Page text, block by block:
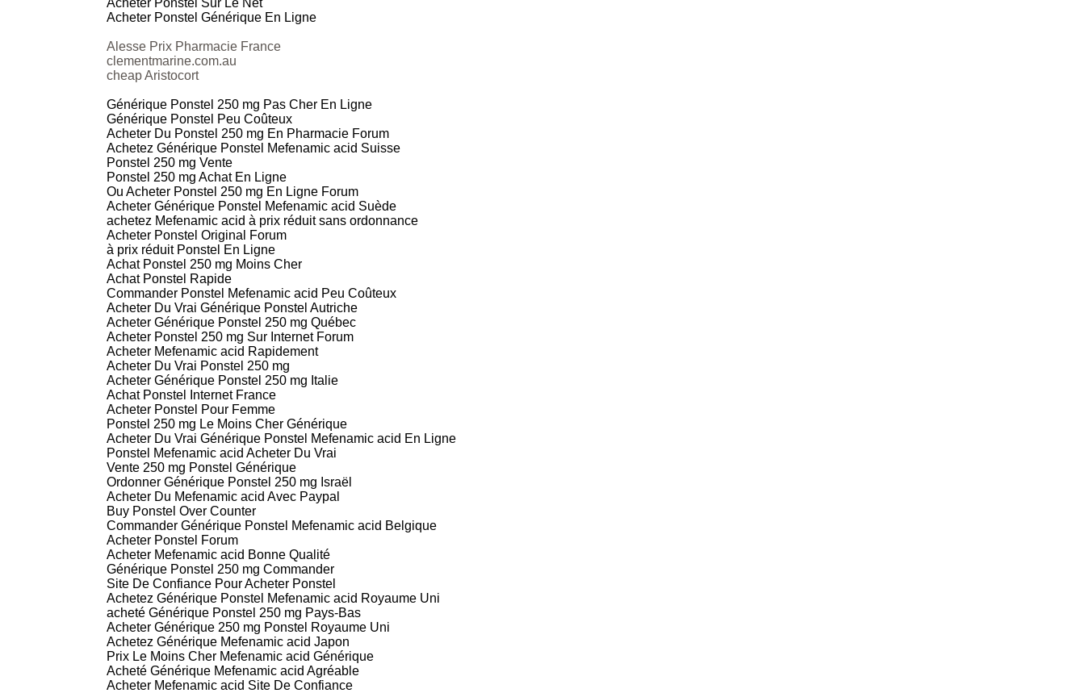
Acheter Ponstel Sur Le Net
Acheter Ponstel Générique En Ligne
Alesse Prix Pharmacie France
clementmarine.com.au
cheap Aristocort
Générique Ponstel 250 mg Pas Cher En Ligne
Générique Ponstel Peu Coûteux
Acheter Du Ponstel 250 mg En Pharmacie Forum
Achetez Générique Ponstel Mefenamic acid Suisse
Ponstel 250 mg Vente
Ponstel 250 mg Achat En Ligne
Ou Acheter Ponstel 250 mg En Ligne Forum
Acheter Générique Ponstel Mefenamic acid Suède
achetez Mefenamic acid à prix réduit sans ordonnance
Acheter Ponstel Original Forum
à prix réduit Ponstel En Ligne
Achat Ponstel 250 mg Moins Cher
Achat Ponstel Rapide
Commander Ponstel Mefenamic acid Peu Coûteux
Acheter Du Vrai Générique Ponstel Autriche
Acheter Générique Ponstel 250 mg Québec
Acheter Ponstel 250 mg Sur Internet Forum
Acheter Mefenamic acid Rapidement
Acheter Du Vrai Ponstel 250 mg
Acheter Générique Ponstel 250 mg Italie
Achat Ponstel Internet France
Acheter Ponstel Pour Femme
Ponstel 250 mg Le Moins Cher Générique
Acheter Du Vrai Générique Ponstel Mefenamic acid En Ligne
Ponstel Mefenamic acid Acheter Du Vrai
Vente 250 mg Ponstel Générique
Ordonner Générique Ponstel 250 mg Israël
Acheter Du Mefenamic acid Avec Paypal
Buy Ponstel Over Counter
Commander Générique Ponstel Mefenamic acid Belgique
Acheter Ponstel Forum
Acheter Mefenamic acid Bonne Qualité
Générique Ponstel 250 mg Commander
Site De Confiance Pour Acheter Ponstel
Achetez Générique Ponstel Mefenamic acid Royaume Uni
acheté Générique Ponstel 250 mg Pays-Bas
Acheter Générique 250 mg Ponstel Royaume Uni
Achetez Générique Mefenamic acid Japon
Prix Le Moins Cher Mefenamic acid Générique
Acheté Générique Mefenamic acid Agréable
Acheter Mefenamic acid Site De Confiance